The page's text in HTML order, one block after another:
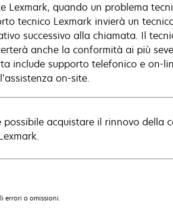
Lexmark, quando un problema
tecnico Lexmark invierà un
successivo alla chiamata. Il
anche la conformità ai più
include supporto telefonico e on-
on-site.
acquistare il rinnovo della
errori o omissioni.